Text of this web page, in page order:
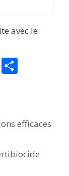
avec le
W
p
er
efficaces